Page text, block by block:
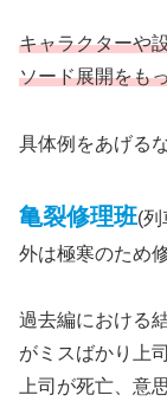
キャラクターや
ソード展開をも
具体例をあげる
亀裂修理班(
外は極寒のため
過去編における
がミスばかり上
上司が死亡、意